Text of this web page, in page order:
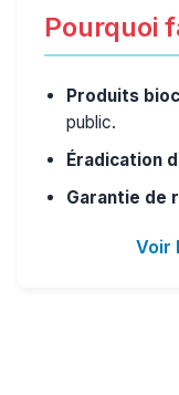
Pourquoi
Produits
public.
Éradication
Garantie de
Voir